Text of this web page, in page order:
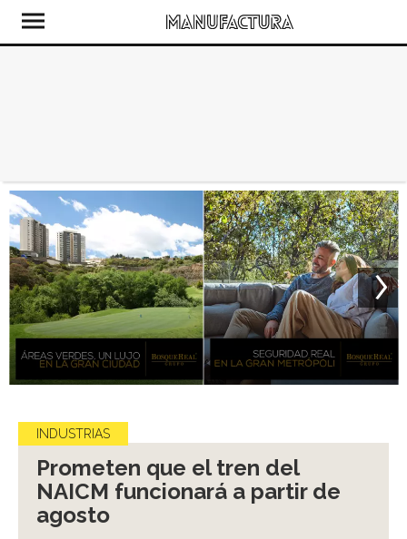
INDUSTRIAS
Prometen que el tren del
NAICM funcionará a partir de
agosto